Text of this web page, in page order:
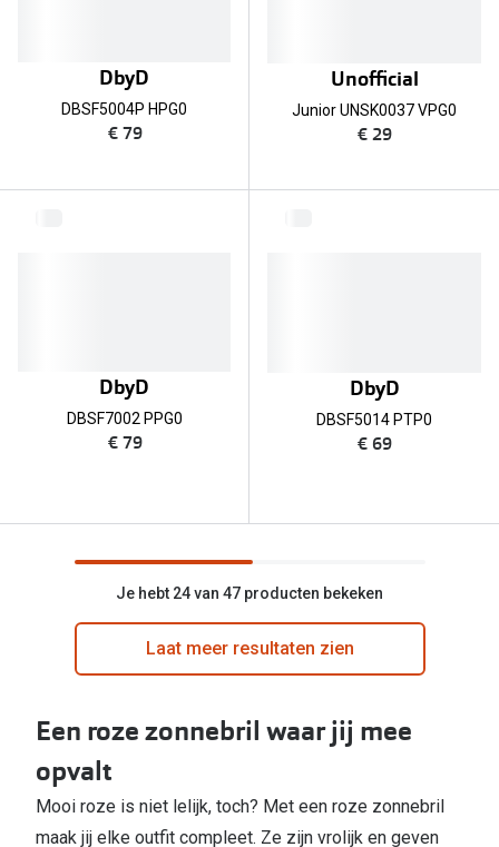
DbyD
DBSF5004P HPG0
€ 79
Unofficial
Junior UNSK0037 VPG0
€ 29
DbyD
DBSF7002 PPG0
€ 79
DbyD
DBSF5014 PTP0
€ 69
Je hebt 24 van 47 producten bekeken
Laat meer resultaten zien
Een roze zonnebril waar jij mee
opvalt
Mooi roze is niet lelijk, toch? Met een roze zonnebril
maak jij elke outfit compleet. Ze zijn vrolijk en geven